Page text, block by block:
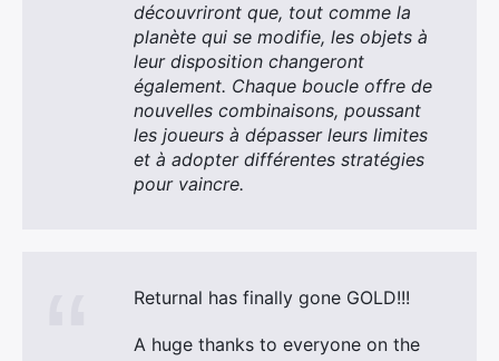
découvriront que, tout comme la
planète qui se modifie, les objets à
leur disposition changeront
également. Chaque boucle offre de
nouvelles combinaisons, poussant
les joueurs à dépasser leurs limites
et à adopter différentes stratégies
pour vaincre.
Returnal has finally gone GOLD!!!
A huge thanks to everyone on the